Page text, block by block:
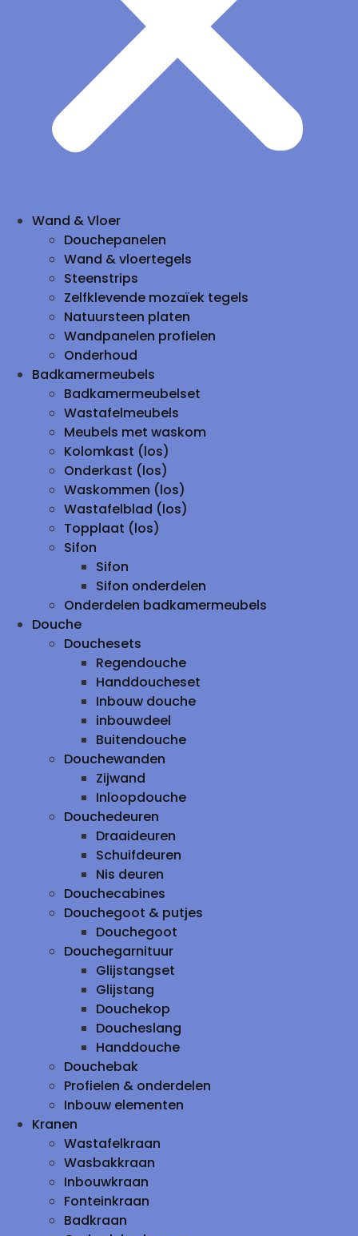
Wand & Vloer
Douchepanelen
Wand & vloertegels
Steenstrips
Zelfklevende mozaïek tegels
Natuursteen platen
Wandpanelen profielen
Onderhoud
Badkamermeubels
Badkamermeubelset
Wastafelmeubels
Meubels met waskom
Kolomkast (los)
Onderkast (los)
Waskommen (los)
Wastafelblad (los)
Topplaat (los)
Sifon
Sifon
Sifon onderdelen
Onderdelen badkamermeubels
Douche
Douchesets
Regendouche
Handdoucheset
Inbouw douche
inbouwdeel
Buitendouche
Douchewanden
Zijwand
Inloopdouche
Douchedeuren
Draaideuren
Schuifdeuren
Nis deuren
Douchecabines
Douchegoot & putjes
Douchegoot
Douchegarnituur
Glijstangset
Glijstang
Douchekop
Doucheslang
Handdouche
Douchebak
Profielen & onderdelen
Inbouw elementen
Kranen
Wastafelkraan
Wasbakkraan
Inbouwkraan
Fonteinkraan
Badkraan